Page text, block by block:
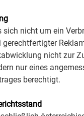
sich nicht um ein
gerechtfertigter
nicht zur
nur eines
berechtigt.